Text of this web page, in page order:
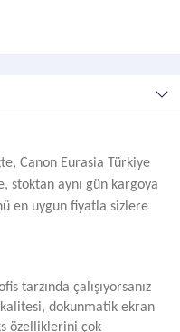
Canon Eurasia Türkiye
stoktan aynı gün kargoya
en uygun fiyatla sizlere
tarzında çalışıyorsanız
kalitesi, dokunmatik ekran
özelliklerini çok